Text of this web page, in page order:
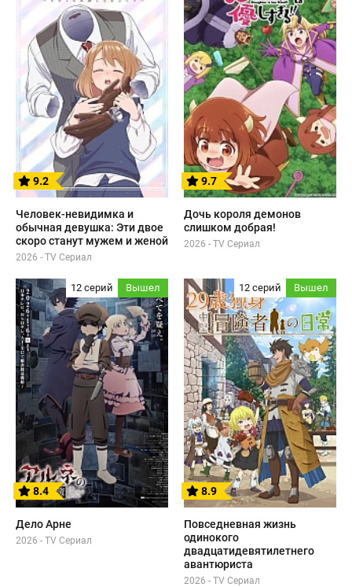
9.2
Человек-невидимка и
обычная девушка: Эти двое
скоро станут мужем и женой
2026 - TV Сериал
9.7
Дочь короля демонов
слишком добрая!
2026 - TV Сериал
12 серий Вышел
8.4
Дело Арне
2026 - TV Сериал
12 серий Вышел
8.9
Повседневная жизнь
одинокого
двадцатидевятилетнего
авантюриста
2026 - TV Сериал